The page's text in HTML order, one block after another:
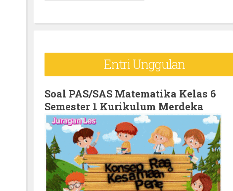
e
f
o
r
:
Entri Unggulan
Soal PAS/SAS Matematika Kelas 6
Semester 1 Kurikulum Merdeka